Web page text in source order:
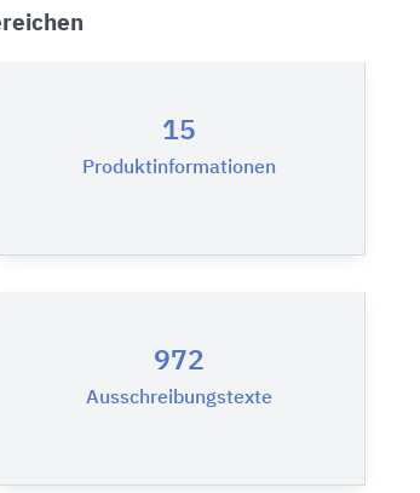
15
Produktinformationen
972
Ausschreibungstexte